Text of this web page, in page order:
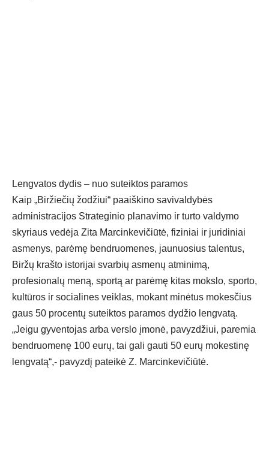
Lengvatos dydis – nuo suteiktos paramos
Kaip „Biržiečių žodžiui“ paaiškino savivaldybės
administracijos Strateginio planavimo ir turto valdymo
skyriaus vedėja Zita Marcinkevičiūtė, fiziniai ir juridiniai
asmenys, parėmę bendruomenes, jaunuosius talentus,
Biržų krašto istorijai svarbių asmenų atminimą,
profesionalų meną, sportą ar parėmę kitas mokslo, sporto,
kultūros ir socialines veiklas, mokant minėtus mokesčius
gaus 50 procentų suteiktos paramos dydžio lengvatą.
„Jeigu gyventojas arba verslo įmonė, pavyzdžiui, paremia
bendruomenę 100 eurų, tai gali gauti 50 eurų mokestinę
lengvatą“,- pavyzdį pateikė Z. Marcinkevičiūtė.